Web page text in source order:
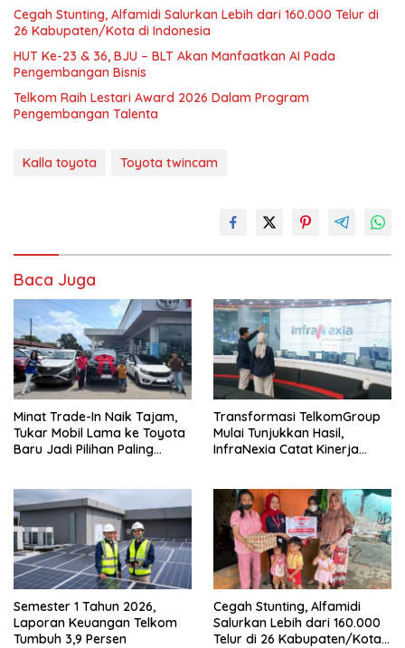
Cegah Stunting, Alfamidi Salurkan Lebih dari 160.000 Telur di
26 Kabupaten/Kota di Indonesia
HUT Ke-23 & 36, BJU – BLT Akan Manfaatkan AI Pada
Pengembangan Bisnis
Telkom Raih Lestari Award 2026 Dalam Program
Pengembangan Talenta
Kalla toyota Toyota twincam
Baca Juga
Minat Trade-In Naik Tajam,
Tukar Mobil Lama ke Toyota
Baru Jadi Pilihan Paling
Transformasi TelkomGroup
Mulai Tunjukkan Hasil,
InfraNexia Catat Kinerja
Semester 1 Tahun 2026,
Laporan Keuangan Telkom
Tumbuh 3,9 Persen
Cegah Stunting, Alfamidi
Salurkan Lebih dari 160.000
Telur di 26 Kabupaten/Kota